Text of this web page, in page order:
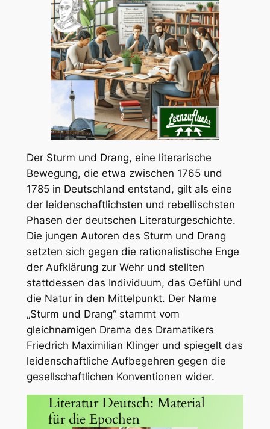
Der Sturm und Drang, eine literarische
Bewegung, die etwa zwischen 1765 und
1785 in Deutschland entstand, gilt als eine
der leidenschaftlichsten und rebellischsten
Phasen der deutschen Literaturgeschichte.
Die jungen Autoren des Sturm und Drang
setzten sich gegen die rationalistische Enge
der Aufklärung zur Wehr und stellten
stattdessen das Individuum, das Gefühl und
die Natur in den Mittelpunkt. Der Name
„Sturm und Drang“ stammt vom
gleichnamigen Drama des Dramatikers
Friedrich Maximilian Klinger und spiegelt das
leidenschaftliche Aufbegehren gegen die
gesellschaftlichen Konventionen wider.
Literatur Deutsch: Material
für die Epochen